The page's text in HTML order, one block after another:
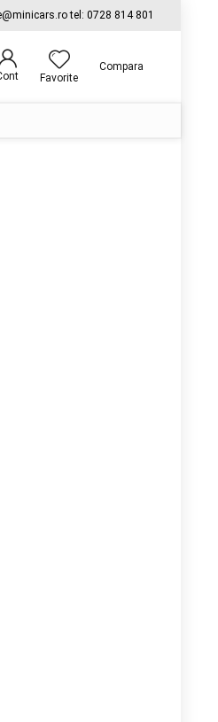
tel: 0728 814 801
Favorite
Compara